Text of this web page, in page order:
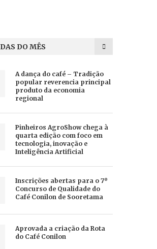
DO MÊS
A dança do café – Tradição
popular reverencia principal
produto da economia
regional
Pinheiros AgroShow chega à
quarta edição com foco em
tecnologia, inovação e
Inteligência Artificial
Inscrições abertas para o 7º
Concurso de Qualidade do
Café Conilon de Sooretama
Aprovada a criação da Rota
do Café Conilon